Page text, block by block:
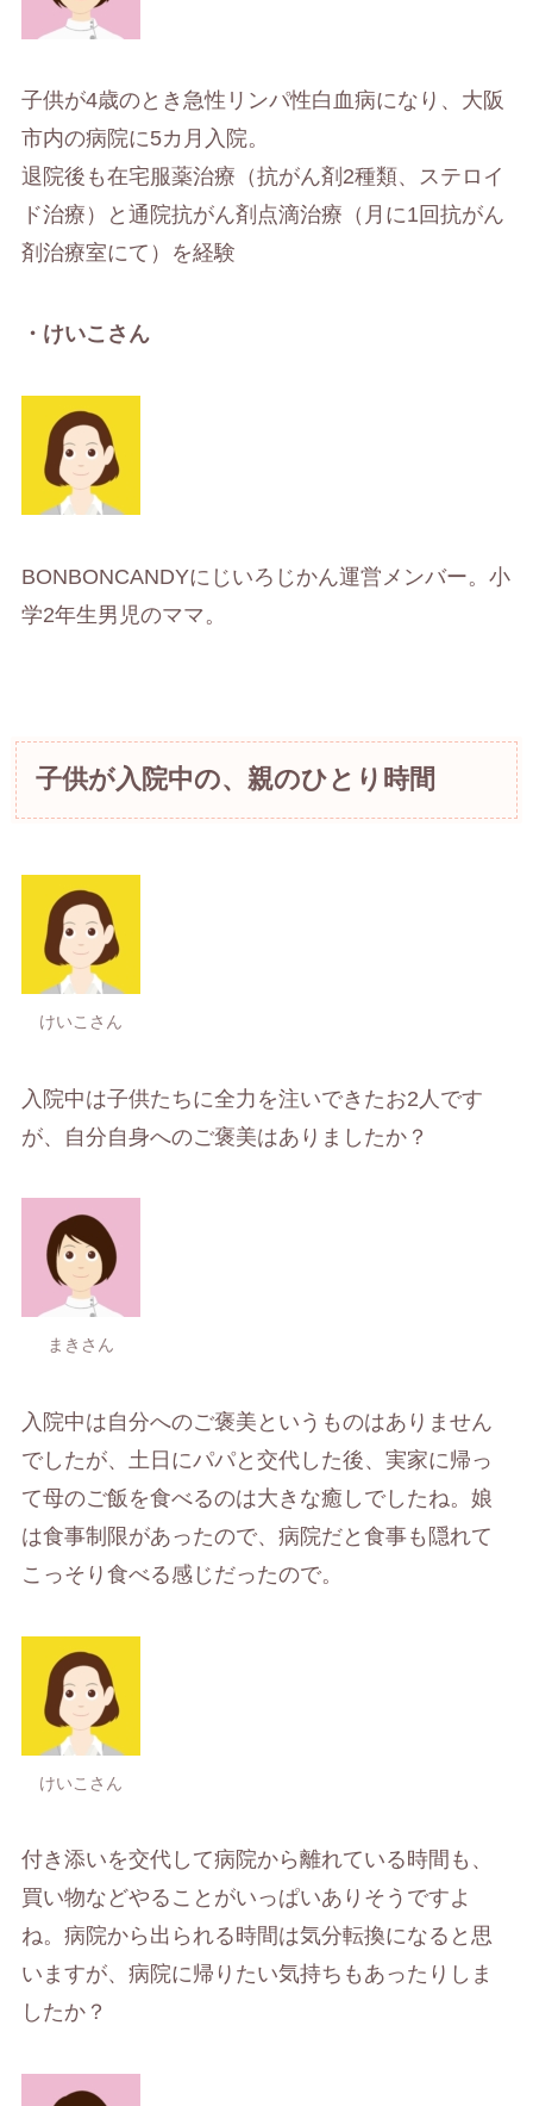
子供が4歳のとき急性リンパ性白血病になり、大阪
市内の病院に5カ月入院。
退院後も在宅服薬治療（抗がん剤2種類、ステロイ
ド治療）と通院抗がん剤点滴治療（月に1回抗がん
剤治療室にて）を経験
・けいこさん
BONBONCANDYにじいろじかん運営メンバー。小
学2年生男児のママ。
子供が入院中の、親のひとり時間
けいこさん
入院中は子供たちに全力を注いできたお2人です
が、自分自身へのご褒美はありましたか？
まきさん
入院中は自分へのご褒美というものはありません
でしたが、土日にパパと交代した後、実家に帰っ
て母のご飯を食べるのは大きな癒しでしたね。娘
は食事制限があったので、病院だと食事も隠れて
こっそり食べる感じだったので。
けいこさん
付き添いを交代して病院から離れている時間も、
買い物などやることがいっぱいありそうですよ
ね。病院から出られる時間は気分転換になると思
いますが、病院に帰りたい気持ちもあったりしま
したか？